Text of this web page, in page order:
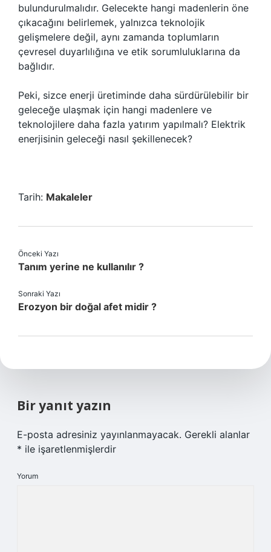
bulundurulmalıdır. Gelecekte hangi madenlerin öne
çıkacağını belirlemek, yalnızca teknolojik
gelişmelere değil, aynı zamanda toplumların
çevresel duyarlılığına ve etik sorumluluklarına da
bağlıdır.
Peki, sizce enerji üretiminde daha sürdürülebilir bir
geleceğe ulaşmak için hangi madenlere ve
teknolojilere daha fazla yatırım yapılmalı? Elektrik
enerjisinin geleceği nasıl şekillenecek?
Tarih: Makaleler
Önceki Yazı
Tanım yerine ne kullanılır ?
Sonraki Yazı
Erozyon bir doğal afet midir ?
Bir yanıt yazın
E-posta adresiniz yayınlanmayacak. Gerekli alanlar
* ile işaretlenmişlerdir
Yorum